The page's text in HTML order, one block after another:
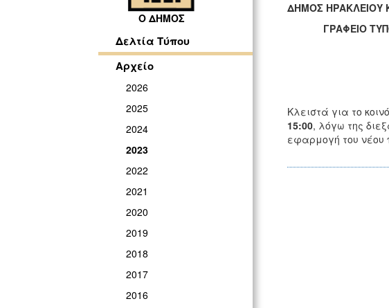
Ο ΔΗΜΟΣ
Δελτία Τύπου
Αρχείο
2026
2025
2024
2023
2022
2021
2020
2019
2018
2017
2016
ΔΗΜΟΣ ΗΡΑΚΛΕΙΟΥ
ΓΡΑΦΕΙΟ
Κλειστά για το
15:00, λόγω της
εφαρμογή του νέου